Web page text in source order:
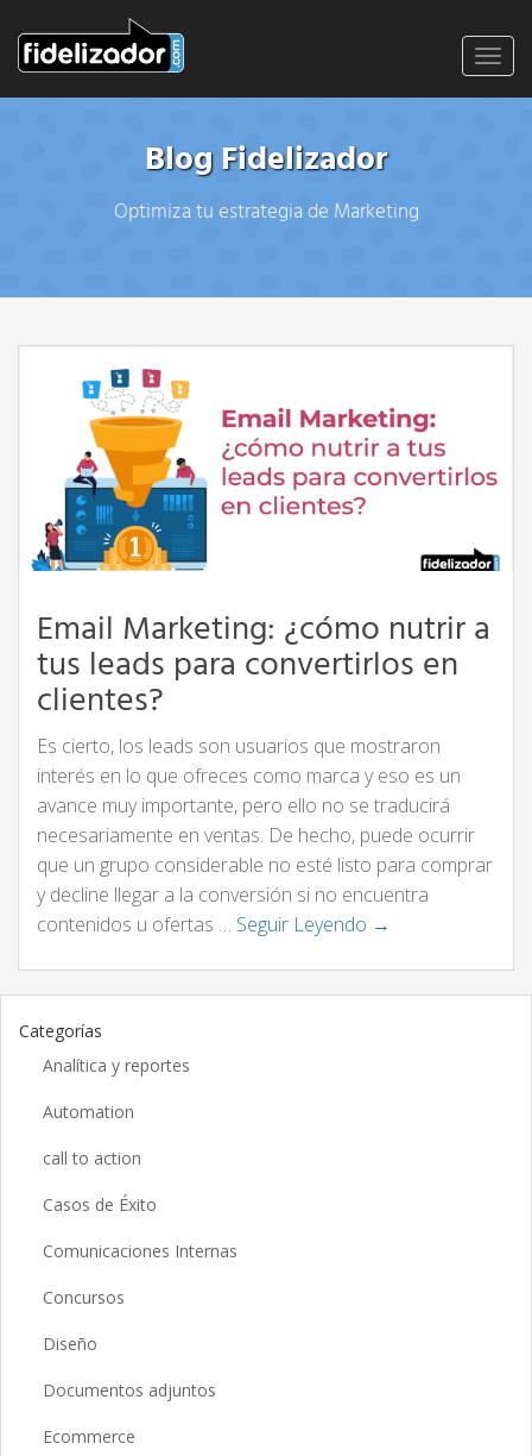
Blog Fidelizador
Optimiza tu estrategia de Marketing
Email Marketing: ¿cómo nutrir a
tus leads para convertirlos en
clientes?
Es cierto, los leads son usuarios que mostraron
interés en lo que ofreces como marca y eso es un
avance muy importante, pero ello no se traducirá
necesariamente en ventas. De hecho, puede ocurrir
que un grupo considerable no esté listo para comprar
y decline llegar a la conversión si no encuentra
contenidos u ofertas … Seguir Leyendo →
Categorías
Analítica y reportes
Automation
call to action
Casos de Éxito
Comunicaciones Internas
Concursos
Diseño
Documentos adjuntos
Ecommerce